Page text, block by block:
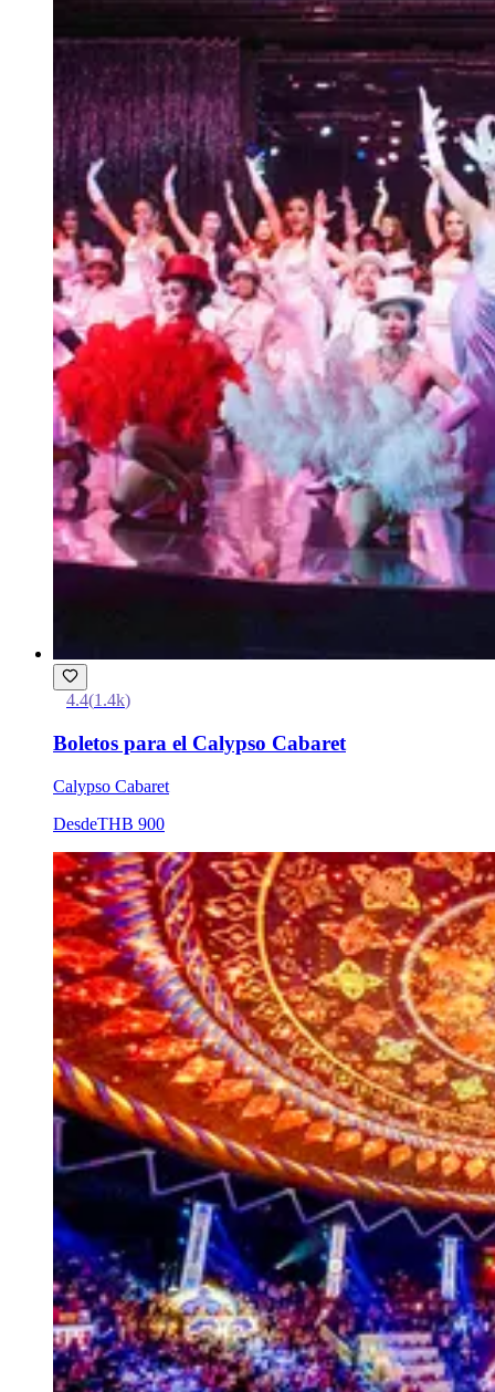
4.4(1.4k)
Boletos para el Calypso Cabaret
Calypso Cabaret
DesdeTHB 900